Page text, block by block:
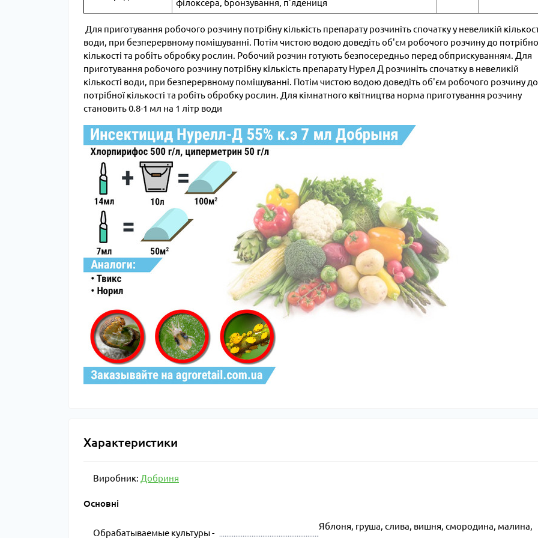
філоксера, бронзування, п'ядениця
Для приготування робочого розчину потрібну кількість препарату розчиніть спочатку у невеликій
води, при безперервному помішуванні. Потім чистою водою доведіть об'єм робочого розчину до
кількості та робіть обробку рослин. Робочий розчин готують безпосередньо перед обприскуванням. Для
приготування робочого розчину потрібну кількість препарату Нурел Д розчиніть спочатку в невеликій
кількості води, при безперервному помішуванні. Потім чистою водою доведіть об'єм робочого розчину до
потрібної кількості та робіть обробку рослин. Для кімнатного квітництва норма приготування розчину
становить 0.8-1 мл на 1 літр води
Характеристики
Виробник: Добриня
Основні
Обрабатываемые культуры -
Яблоня, груша, слива, вишня, смородина, малина,